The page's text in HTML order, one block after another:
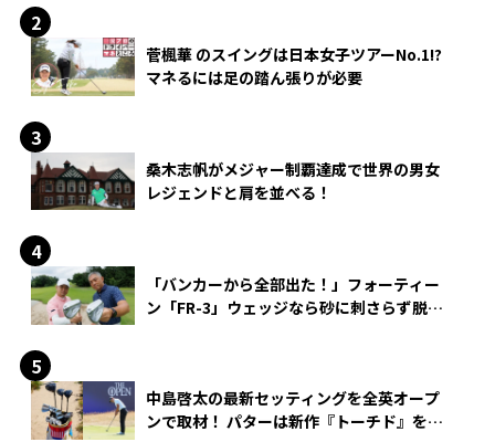
菅楓華 のスイングは日本女子ツアーNo.1!?
マネるには足の踏ん張りが必要
桑木志帆がメジャー制覇達成で世界の男女
レジェンドと肩を並べる！
「バンカーから全部出た！」フォーティー
ン「FR-3」ウェッジなら砂に刺さらず脱出
中島啓太の最新セッティングを全英オープ
ンで取材！ パターは新作『トーチド』を投